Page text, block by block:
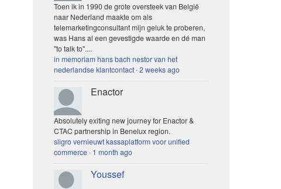
Toen ik in 1990 de grote oversteek van België
naar Nederland maakte om als
telemarketingconsultant mijn geluk te proberen,
was Hans al een gevestigde waarde en dé man
"to talk to"....
in memoriam hans bach nestor van het
nederlandse klantcontact ·2 weeks ago
Enactor
Absolutely exiting new journey for Enactor &
CTAC partnership in Benelux region.
sligro vernieuwt kassaplatform voor unified
commerce · 1 month ago
Youssef